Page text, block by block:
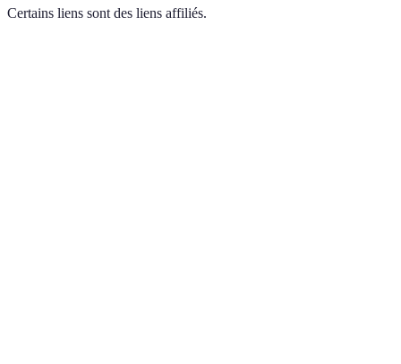
Certains liens sont des liens affiliés.